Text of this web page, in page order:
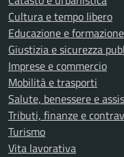
Cultura e tempo libero
Educazione e formazione
Giustizia e sicurezza
Imprese e commercio
Mobilità e trasporti
Salute, benessere e
Tributi, finanze e
Turismo
Vita lavorativa